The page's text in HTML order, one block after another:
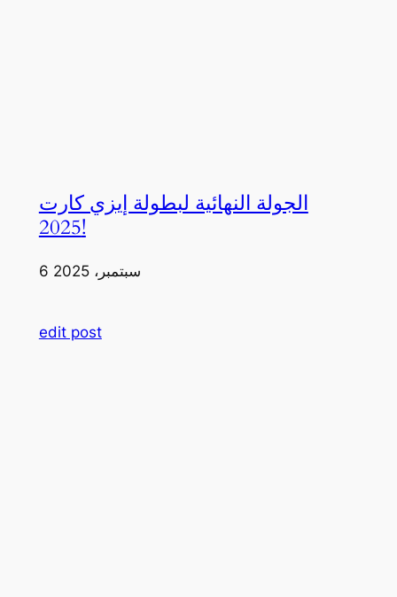
الجولة النهائية لبطولة إيزي كارت
2025!
6 سبتمبر، 2025
edit post